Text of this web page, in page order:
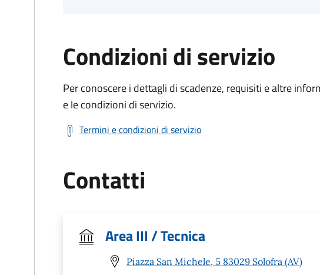
Condizioni di servizio
Per conoscere i dettagli di scadenze, requisiti e altre
e le condizioni di servizio.
Termini e condizioni di servizio
Contatti
Area III / Tecnica
Piazza San Michele, 5 83029 Solofra (AV)